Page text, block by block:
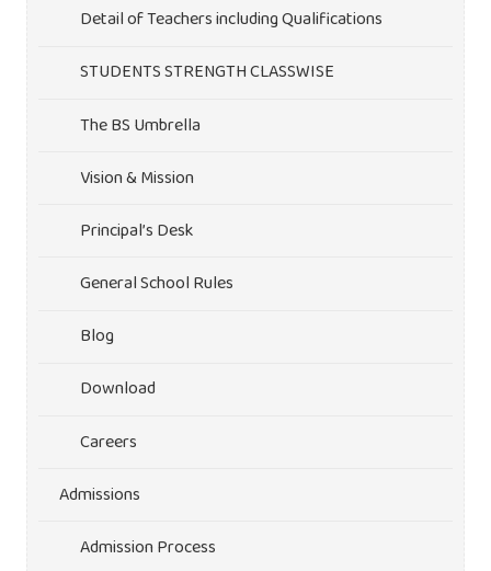
Detail of Teachers including Qualifications
STUDENTS STRENGTH CLASSWISE
The BS Umbrella
Vision & Mission
Principal’s Desk
General School Rules
Blog
Download
Careers
Admissions
Admission Process